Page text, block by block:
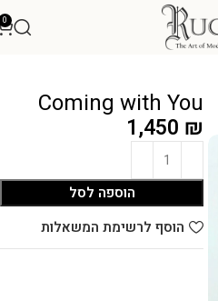
0
Coming with You
1,450 ₪
הוספה לסל
הוסף לרשימת המשאלות